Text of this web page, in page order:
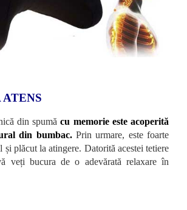
din spumăcu memorie este acoperită
din bumbac.Prin urmare, este foarte
și plăcut la atingere. Datorită acestei tetiere
veți bucura de o adevărată relaxare în